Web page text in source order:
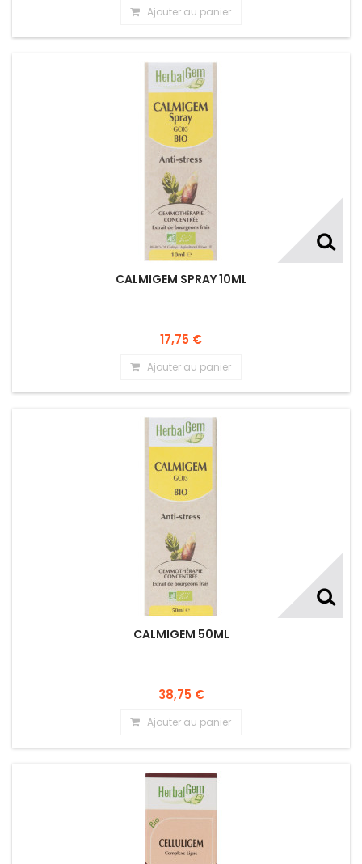
Ajouter au panier
CALMIGEM SPRAY 10ML
17,75 €
Ajouter au panier
CALMIGEM 50ML
38,75 €
Ajouter au panier